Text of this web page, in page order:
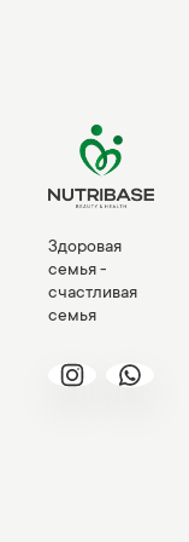
Здоровая
семья -
счастливая
семья